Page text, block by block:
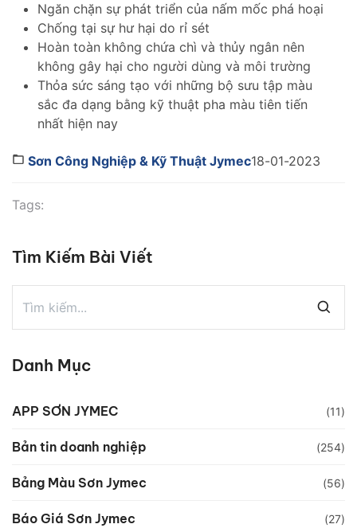
Ngăn chặn sự phát triển của nấm mốc phá hoại
Chống tại sự hư hại do rỉ sét
Hoàn toàn không chứa chì và thủy ngân nên
không gây hại cho người dùng và môi trường
Thỏa sức sáng tạo với những bộ sưu tập màu
sắc đa dạng bằng kỹ thuật pha màu tiên tiến
nhất hiện nay
Sơn Công Nghiệp & Kỹ Thuật Jymec18-01-2023
Tags:
Tìm Kiếm Bài Viết
Danh Mục
APP SƠN JYMEC (11)
Bản tin doanh nghiệp (254)
Bảng Màu Sơn Jymec (56)
Báo Giá Sơn Jymec (27)